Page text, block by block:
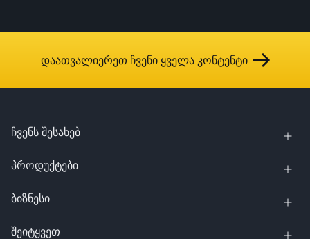
დაათვალიერეთ ჩვენი ყველა კონტენტი
ჩვენს შესახებ
პროდუქტები
ბიზნესი
შეიტყვეთ